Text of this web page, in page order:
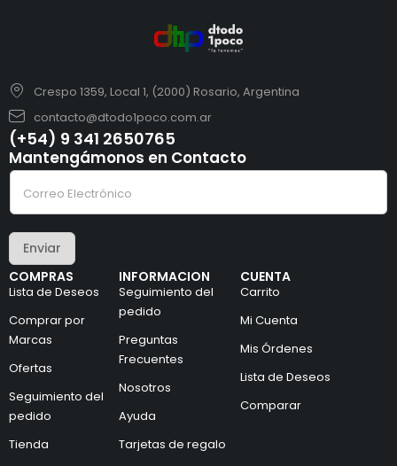
Crespo 1359, Local 1, (2000) Rosario, Argentina
contacto@dtodo1poco.com.ar
(+54) 9 341 2650765
COMPRAS
Lista de Deseos
Comprar por
Marcas
Ofertas
Seguimiento del
pedido
Tienda
INFORMACION
Seguimiento del
pedido
Preguntas
Frecuentes
Nosotros
Ayuda
Tarjetas de regalo
CUENTA
Carrito
Mi Cuenta
Mis Órdenes
Lista de Deseos
Comparar
Mantengámonos en Contacto
C
o
r
o
o
r
r
e
o
*
C
e
e
l
e
t
r
n
c
o
Enviar